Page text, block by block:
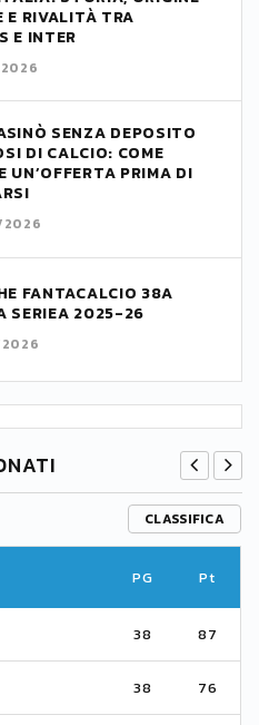
E RIVALITÀ TRA
E INTER
SENZA DEPOSITO
DI CALCIO: COME
UN’OFFERTA PRIMA DI
FANTACALCIO 38A
SERIEA 2025-26
CLASSIFICA
PG Pt
38 87
38 76